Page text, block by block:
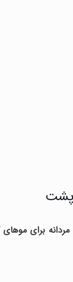
برای